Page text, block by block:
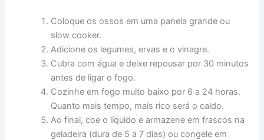
Coloque os ossos em uma panela grande ou
slow cooker.
Adicione os legumes, ervas e o vinagre.
Cubra com água e deixe repousar por 30 minutos
antes de ligar o fogo.
Cozinhe em fogo muito baixo por 6 a 24 horas.
Quanto mais tempo, mais rico será o caldo.
Ao final, coe o líquido e armazene em frascos na
geladeira (dura de 5 a 7 dias) ou congele em